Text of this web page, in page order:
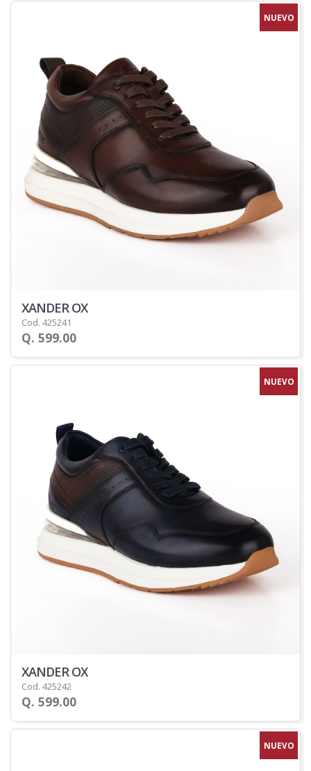
NUEVO
XANDER OX
Cod. 425241
Q. 599.00
NUEVO
XANDER OX
Cod. 425242
Q. 599.00
NUEVO